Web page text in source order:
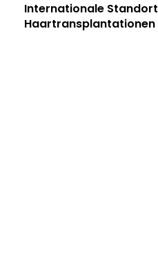
Internationale
Haartransplantationen